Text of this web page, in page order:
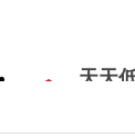
天天